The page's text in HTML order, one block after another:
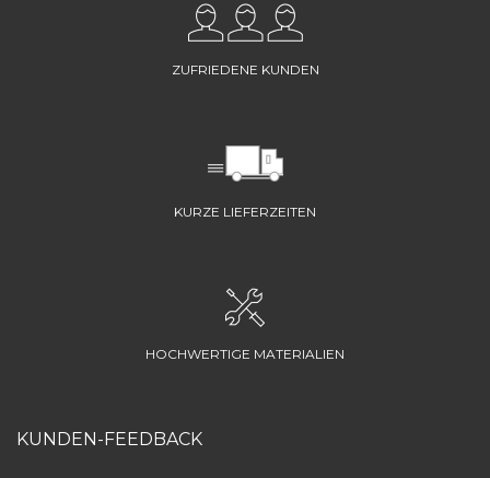
ZUFRIEDENE KUNDEN
KURZE LIEFERZEITEN
HOCHWERTIGE MATERIALIEN
KUNDEN-FEEDBACK